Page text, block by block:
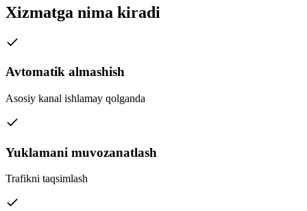
Xizmatga nima kiradi
Avtomatik almashish
Asosiy kanal ishlamay qolganda
Yuklamani muvozanatlash
Trafikni taqsimlash